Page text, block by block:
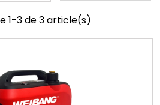
1-3 de 3 article(s)